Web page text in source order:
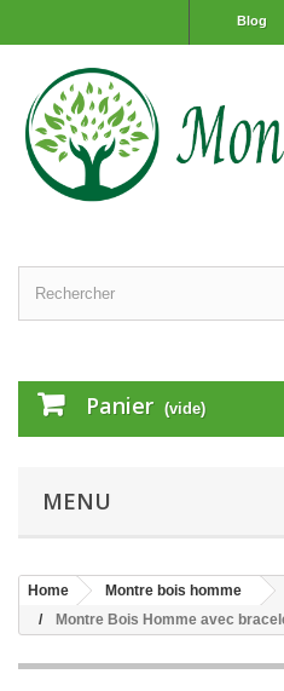
Blog
Panier (vide)
MENU
Home
Montre bois homme
Montre Bois Homme avec